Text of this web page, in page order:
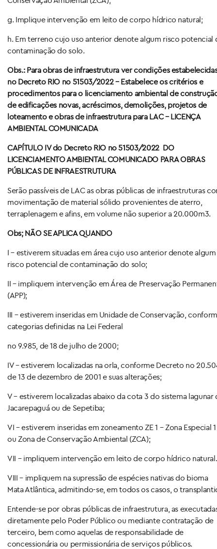
g. Implique intervenção em leito de corpo hídrico natural;
h. Em terreno cujo uso anterior denote algum risco potencial
contaminação do solo.
Obs.: Para obras de infraestrutura ver condições
no Decreto RIO no 51503/2022 – Estabelece os critérios e
procedimentos para o licenciamento ambiental de
de edificações novas, acréscimos, demolições, projetos de
loteamento e obras de infraestrutura para LAC – LICENÇA
AMBIENTAL COMUNICADA
CAPÍTULO IV do Decreto RIO no 51503/2022 DO
LICENCIAMENTO AMBIENTAL COMUNICADO PARA OBRAS
PÚBLICAS DE INFRAESTRUTURA
Serão passíveis de LAC as obras públicas de infraestruturas
movimentação de material sólido provenientes de aterro,
terraplenagem e afins, em volume não superior a 20.000m3.
Obs; NÃO SE APLICA QUANDO
I – estiverem situadas em área cujo uso anterior denote algum
risco potencial de contaminação do solo;
II – impliquem intervenção em Área de Preservação
(APP);
III – estiverem inseridas em Unidade de Conservação,
categorias definidas na Lei Federal
no 9.985, de 18 de julho de 2000;
IV – estiverem localizadas na orla, conforme Decreto no
de 13 de dezembro de 2001 e suas alterações;
V – estiverem localizadas abaixo da cota 3 do sistema lagunar
Jacarepaguá ou de Sepetiba;
VI – estiverem inseridas em zoneamento ZE 1 – Zona Especial 1
ou Zona de Conservação Ambiental (ZCA);
VII – impliquem intervenção em leito de corpo hídrico natural.
VIII – impliquem na supressão de espécies nativas do bioma
Mata Atlântica, admitindo-se, em todos os casos, o
Entende-se por obras públicas de infraestrutura, as
diretamente pelo Poder Público ou mediante contratação de
terceiro, bem como aquelas de responsabilidade de
concessionária ou permissionária de serviços públicos.